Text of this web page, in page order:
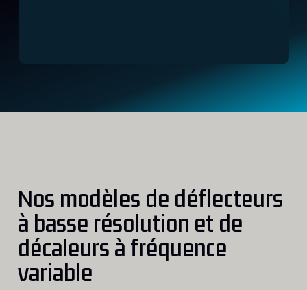
Nos modèles de déflecteurs
à basse résolution et de
décaleurs à fréquence
variable